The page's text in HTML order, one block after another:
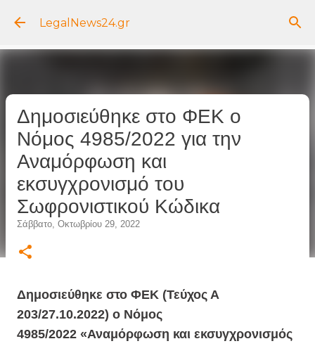
Μετάβαση στο κύριο περιεχόμενο
LegalNews24.gr
Δημοσιεύθηκε στο ΦΕΚ ο
Νόμος 4985/2022 για την
Αναμόρφωση και
εκσυγχρονισμό του
Σωφρονιστικού Κώδικα
Σάββατο, Οκτωβρίου 29, 2022
Δημοσιεύθηκε στο ΦΕΚ (Τεύχος Α
203/27.10.2022) ο Νόμος
4985/2022 «Αναμόρφωση και εκσυγχρονισμός